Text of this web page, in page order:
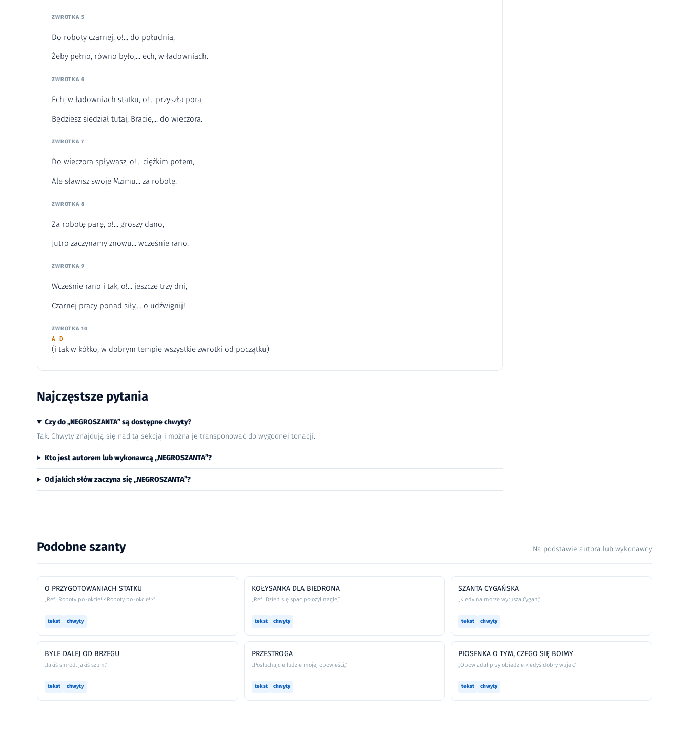
ZWROTKA 5
Do roboty czarnej, o!... do południa,
Żeby pełno, równo było,... ech, w ładowniach.
ZWROTKA 6
Ech, w ładowniach statku, o!... przyszła pora,
Będziesz siedział tutaj, Bracie,... do wieczora.
ZWROTKA 7
Do wieczora spływasz, o!... ciężkim potem,
Ale sławisz swoje Mzimu... za robotę.
ZWROTKA 8
Za robotę parę, o!... groszy dano,
Jutro zaczynamy znowu... wcześnie rano.
ZWROTKA 9
Wcześnie rano i tak, o!... jeszcze trzy dni,
Czarnej pracy ponad siły,... o udźwignij!
ZWROTKA 10
A D
(i tak w kółko, w dobrym tempie wszystkie zwrotki od początku)
Najczęstsze pytania
Czy do „NEGROSZANTA” są dostępne chwyty?
Tak. Chwyty znajdują się nad tą sekcją i można je transponować do wygodnej tonacji.
Kto jest autorem lub wykonawcą „NEGROSZANTA”?
Od jakich słów zaczyna się „NEGROSZANTA”?
Podobne szanty Na podstawie autora lub wykonawcy
O PRZYGOTOWANIACH STATKU
„Ref.: Roboty po łokcie! <Roboty po łokcie!>”
tekst chwyty
KOŁYSANKA DLA BIEDRONA
„Ref.: Dzień się spać położył nagle,”
tekst chwyty
SZANTA CYGAŃSKA
„Kiedy na morze wyrusza Cygan,”
tekst chwyty
BYLE DALEJ OD BRZEGU
„Jakiś smród, jakiś szum,”
tekst chwyty
PRZESTROGA
„Posłuchajcie ludzie mojej opowieści,”
tekst chwyty
PIOSENKA O TYM, CZEGO SIĘ BOIMY
„Opowiadał przy obiedzie kiedyś dobry wujek,”
tekst chwyty